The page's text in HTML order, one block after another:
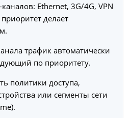
Ethernet, 3G/4G, VPN
делает
трафик автоматически
по приоритету.
политики доступа,
или сегменты сети